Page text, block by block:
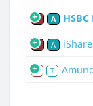
P A
P A
S T